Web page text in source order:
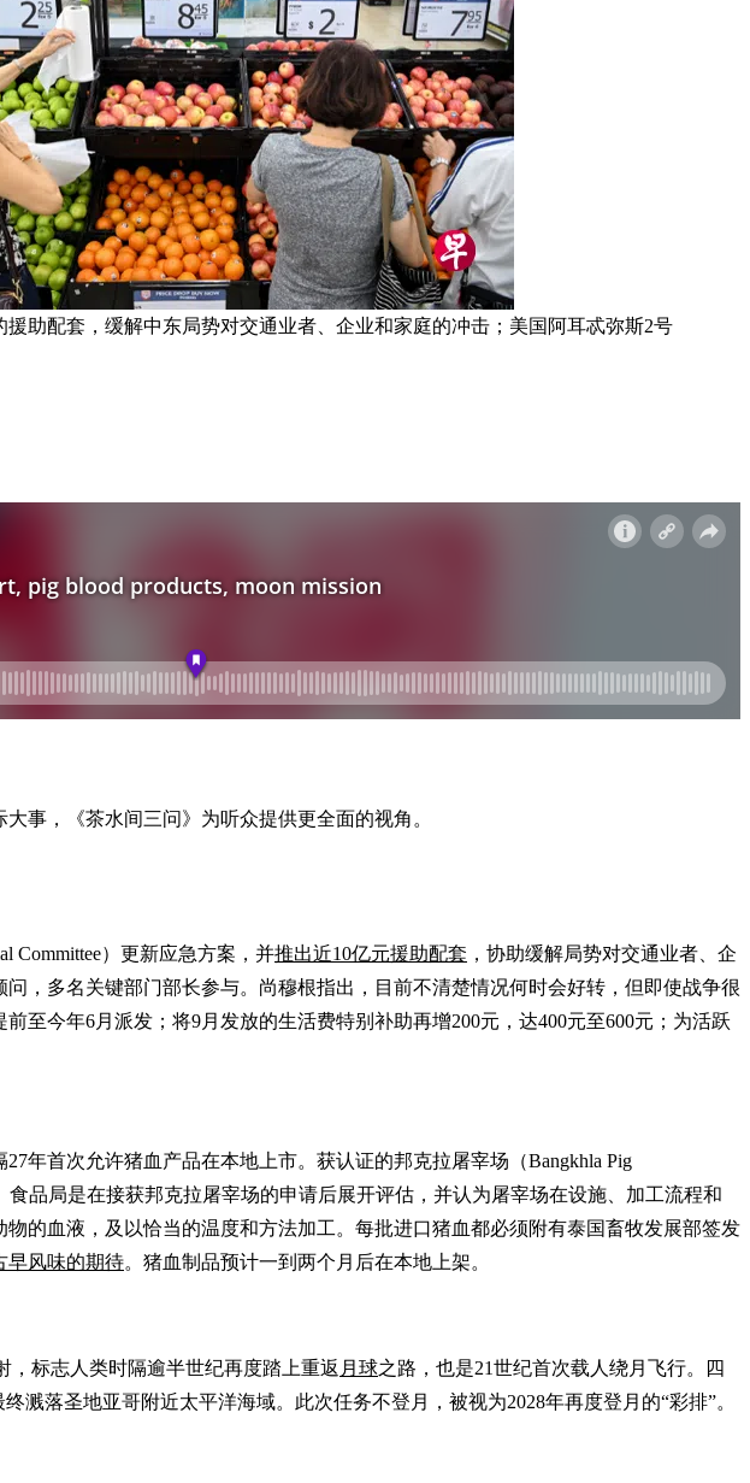
助配套，缓解中东局势对交通业者、企业和家庭的冲击；美国阿耳忒弥斯2号
大事，《茶水间三问》为听众提供更全面的视角。
Committee）更新应急方案，并推出近10亿元援助配套 ，协助缓解局势对交通业者、企
，多名关键部门部长参与。尚穆根指出，目前不清楚情况何时会好转，但即使战争很
至今年6月派发；将9月发放的生活费特别补助再增200元，达400元至600元；为活跃
年首次允许猪血产品在本地上市。获认证的邦克拉屠宰场（Bangkhla Pig
品局是在接获邦克拉屠宰场的申请后展开评估，并认为屠宰场在设施、加工流程和
的血液，及以恰当的温度和方法加工。每批进口猪血都必须附有泰国畜牧发展部签发
早风味的期待。猪血制品预计一到两个月后在本地上架。
，标志人类时隔逾半世纪再度踏上重返 月球之路，也是21世纪首次载人绕月飞行。四
落圣地亚哥附近太平洋海域。此次任务不登月，被视为2028年再度登月的“彩排”。